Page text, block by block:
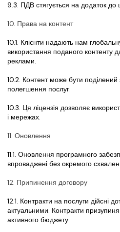
9.3. ПДВ стягується на додаток до
10. Права на контент
10.1. Клієнти надають нам
використання поданого контенту
реклами.
10.2. Контент може бути
полегшення послуг.
10.3. Ця ліцензія дозволяє
і мережах.
11. Оновлення
11.1. Оновлення програмного
впроваджені без окремого
12. Припинення договору
12.1. Контракти на послуги дійсні
актуальними. Контракти
активного бюджету.